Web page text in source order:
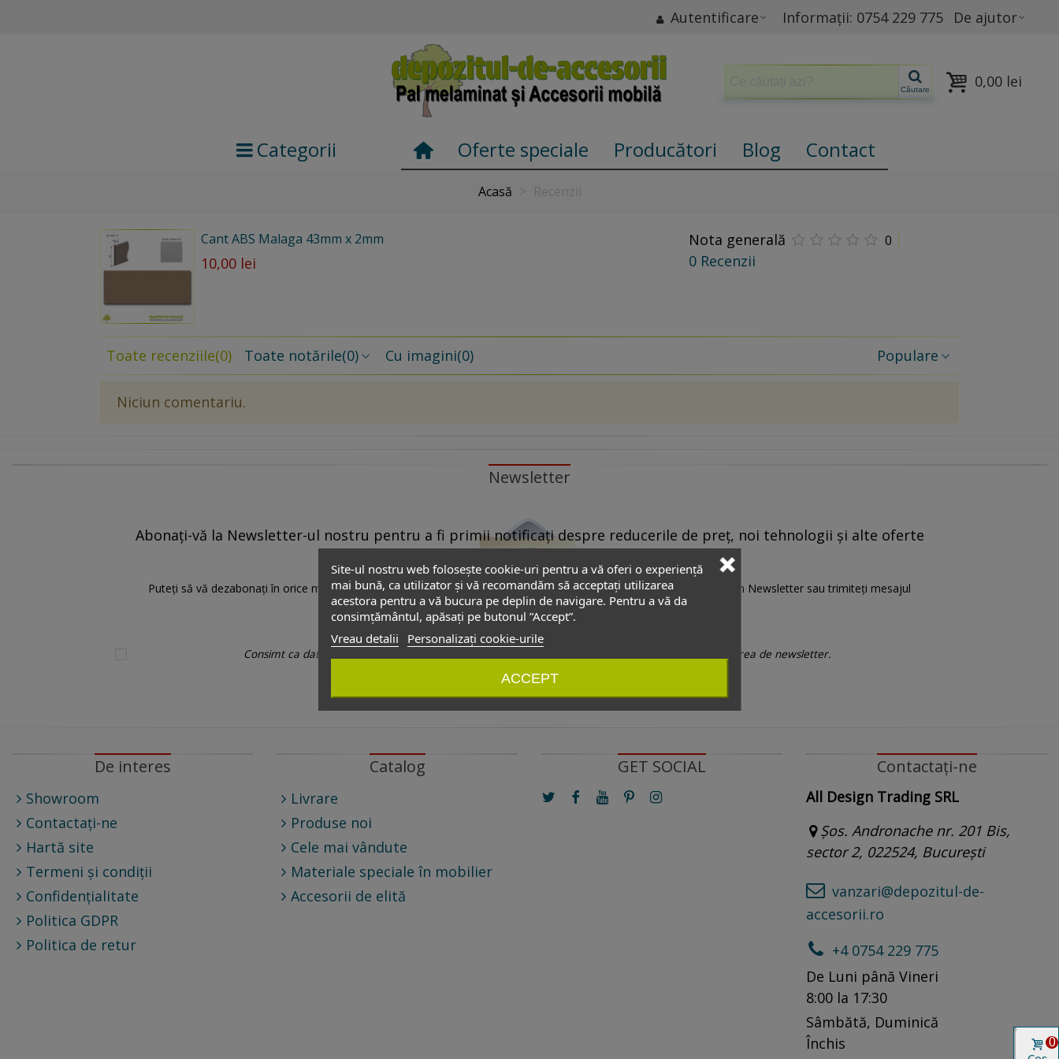
Autentificare Informații: 0754 229 775 De ajutor
Căutare 0,00 lei
Categorii Oferte speciale Producători Blog Contact
Acasă
Cant ABS Malaga 43mm x 2mm
10,00 lei
Nota generală 0
0 Recenzii
Toate recenziile(0) Toate notările(0) Cu imagini(0) Populare
Niciun comentariu.
Site-ul nostru web folosește cookie-uri pentru a vă oferi o experiență
mai bună, ca utilizator și vă recomandăm să acceptați utilizarea
acestora pentru a vă bucura pe deplin de navigare. Pentru a vă da
consimțământul, apăsați pe butonul ”Accept”.
Vreau detalii
Personalizați cookie-urile
ACCEPT
Newsletter
Abonați-vă la Newsletter-ul nostru pentru a fi primii notificați despre reducerile de preț, noi tehnologii și alte oferte
Puteți să vă dezabonați în orice moment. Pentru aceasta este suficient să dați ”click” pe oricare link ”Dezabonare” din Newsletter sau trimiteți mesajul
”dezabonare” din formularul de contact.
Consimt ca datele personale introduse în acest formular să poată fi folosite exclusiv pentru trimiterea de newsletter.
De interes
Showroom
Contactați-ne
Hartă site
Termeni și condiții
Confidențialitate
Politica GDPR
Politica de retur
Catalog
Livrare
Produse noi
Cele mai vândute
Materiale speciale în mobilier
Accesorii de elită
GET SOCIAL Contactați-ne
All Design Trading SRL
Șos. Andronache nr. 201 Bis,
sector 2, 022524, București
vanzari@depozitul-de-
accesorii.ro
+4 0754 229 775
De Luni până Vineri
8:00 la 17:30
Sâmbătă, Duminică
Închis
0